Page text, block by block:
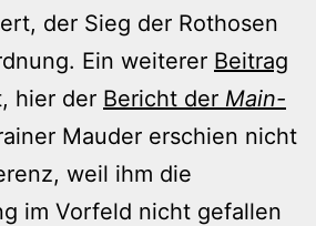
der Sieg der Rothosen
Ein weiterer Beitrag
hier der Bericht der Main-
Mauder erschien nicht
weil ihm die
im Vorfeld nicht gefallen